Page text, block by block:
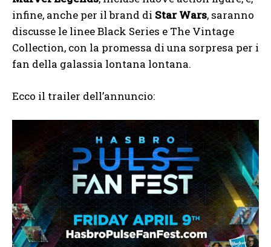
infine, anche per il brand di Star Wars, saranno
discusse le linee Black Series e The Vintage
Collection, con la promessa di una sorpresa per i
fan della galassia lontana lontana.
Ecco il trailer dell’annuncio: